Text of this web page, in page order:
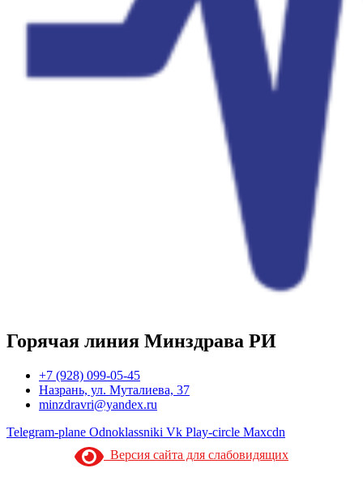
Горячая линия Минздрава РИ
+7 (928) 099-05-45
Назрань, ул. Муталиева, 37
minzdravri@yandex.ru
Telegram-plane Odnoklassniki Vk Play-circle Maxcdn
Версия сайта для слабовидящих